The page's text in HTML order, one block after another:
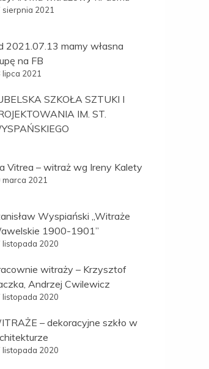
sierpnia 2021
2021.07.13 mamy własna
na FB
lipca 2021
SZKOŁA SZTUKI I
IM. ST.
Vitrea – witraż wg Ireny Kalety
marca 2021
Wyspiański „Witraże
1900-1901”
listopada 2020
witraży – Krzysztof
Andrzej Cwilewicz
listopada 2020
– dekoracyjne szkło w
listopada 2020